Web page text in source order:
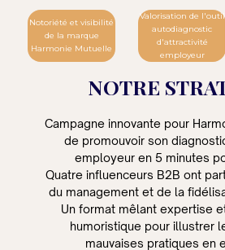
Notoriété et visibilité
de la marque
Harmonie Mutuelle
Valorisation de l'outil
autodiagnostic
d'attractivité
employeur
NOTRE
Campagne innovante pour
de promouvoir son
employeur en 5 minutes
Quatre influenceurs B2B ont
du management et de la
Un format mêlant expertise
humoristique pour illustrer
mauvaises pratiques en